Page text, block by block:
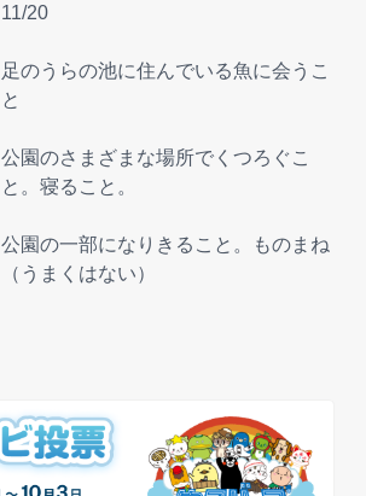
11/20
足のうらの池に住んでいる魚に会うこ
と
公園のさまざまな場所でくつろぐこ
と。寝ること。
公園の一部になりきること。ものまね
（うまくはない）